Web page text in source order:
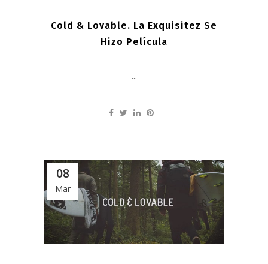
Cold & Lovable. La Exquisitez Se
Hizo Película
...
08
Mar